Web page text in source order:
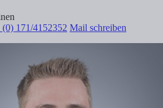
(0) 171/4152352 Mail schreiben